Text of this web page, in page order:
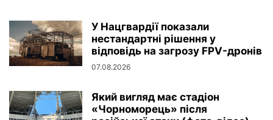
У Нацгвардії показали
нестандартні рішення у
відповідь на загрозу FPV-дронів
07.08.2026
Який вигляд має стадіон
«Чорноморець» після